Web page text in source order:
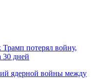
потерял войну,
30 дней
ядерной войны между